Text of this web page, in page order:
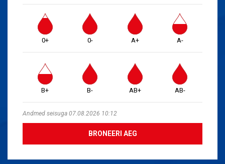
0+ 0- A+ A-
B+ B- AB+ AB-
Andmed seisuga 07.08.2026 10:12
BRONEERI AEG